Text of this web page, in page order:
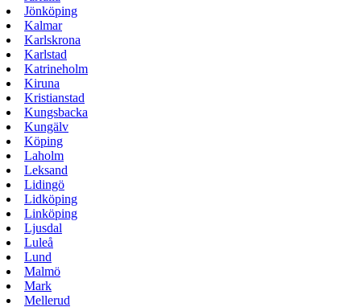
Jönköping
Kalmar
Karlskrona
Karlstad
Katrineholm
Kiruna
Kristianstad
Kungsbacka
Kungälv
Köping
Laholm
Leksand
Lidingö
Lidköping
Linköping
Ljusdal
Luleå
Lund
Malmö
Mark
Mellerud